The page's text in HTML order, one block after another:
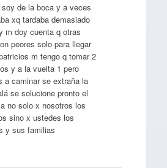
soy de la boca y a veces
xq tardaba demasiado
m doy cuenta q otras
peores solo para llegar
m tengo q tomar 2
y a la vuelta 1 pero
a caminar se extraña la
se solucione pronto el
no solo x nosotros los
sino x ustedes los
y sus familias